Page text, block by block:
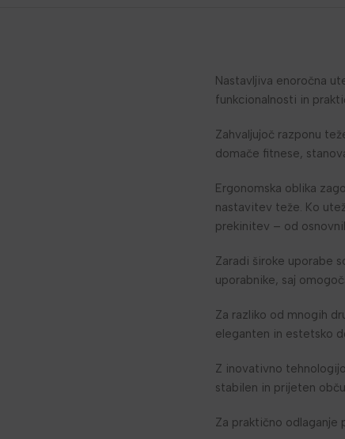
Nastavljiva enoročna
funkcionalnosti in
Zahvaljujoč razponu
domače fitnese,
Ergonomska oblika
nastavitev teže. Ko
prekinitev – od
Zaradi široke uporabe
uporabnike, saj
Za razliko od mnogih
eleganten in estetsko
Z inovativno
stabilen in prijeten
Za praktično odlaganje